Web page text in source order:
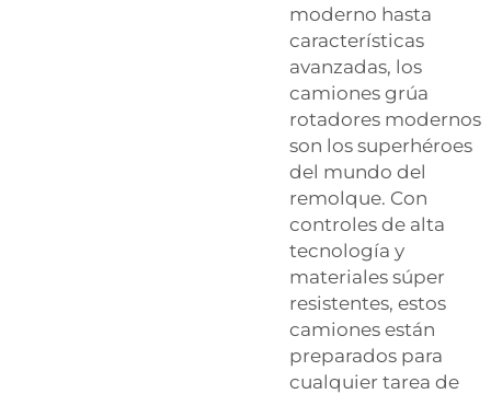
moderno hasta
características
avanzadas, los
camiones grúa
rotadores modernos
son los superhéroes
del mundo del
remolque. Con
controles de alta
tecnología y
materiales súper
resistentes, estos
camiones están
preparados para
cualquier tarea de